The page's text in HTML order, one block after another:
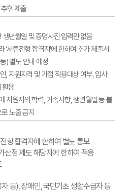
후 제출
생년월일 및 증명사진 입력란 없음
‘서류전형 합격자’에 한하여 추가 제출서
) 별도 안내 예정
, 지원자격 및 가점 적용대상 여부, 입사
활용
지원자의 학력, 가족사항, 생년월일 등 불
노출 금지
형 합격자에 한하여 별도 통보
산점 제도 해당자에 한하여 적용
등), 장애인, 국민기초 생활수급자 등